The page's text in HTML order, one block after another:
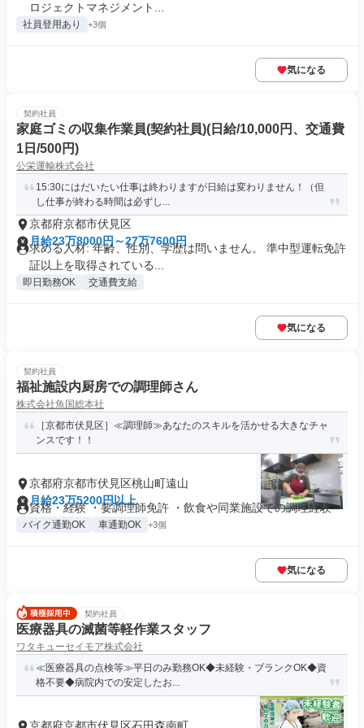
ロジェクトマネジメント...
社員登用あり +3個
気になる
契約社員
家庭ゴミの収集作業員(契約社員)(日給/10,000円、交通費
1日/500円)
公栄運輸株式会社
15:30にはだいたい仕事は終わりますが日給は変わりません！（但
し仕事が終わる時間は必ずし...
京都府京都市伏見区
月給23万8000円～27万7600円
求める人材: 年齢、性別、学歴は問いません。 準中型運転免許
証以上を取得されている...
即日勤務OK 交通費支給
気になる
契約社員
福祉施設内厨房での調理師さん
株式会社魚国総本社
［京都市伏見区］≪調理師≫あなたのスキルを活かせる大きなチャ
ンスです！！
京都府京都市伏見区桃山町遠山
月給23万5200円以上
資格・経験 ・要調理師免許 ・飲食や同業施設での調理経験
バイク通勤OK 車通勤OK +3個
気になる
契約社員
医療器具の滅菌等軽作業スタッフ
ワタキューセイモア株式会社
≪医療器具の点検等≫平日のみ勤務OK◆未経験・ブランクOK◆資
格不要◆病院内での安定したお...